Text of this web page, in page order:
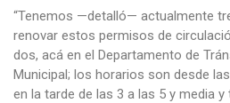
“Tenemos —detalló— actualmente
renovar estos permisos de
dos, acá en el Departamento de
Municipal; los horarios son desde
en la tarde de las 3 a las 5 y media